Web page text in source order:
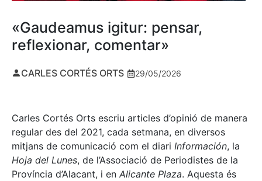
«Gaudeamus igitur: pensar,
reflexionar, comentar»
CARLES CORTÉS ORTS 29/05/2026
Carles Cortés Orts escriu articles d’opinió de manera
regular des del 2021, cada setmana, en diversos
mitjans de comunicació com el diari Información, la
Hoja del Lunes, de l’Associació de Periodistes de la
Província d’Alacant, i en Alicante Plaza. Aquesta és